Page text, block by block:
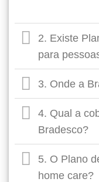
2. Existe
para
3. Onde a
4. Qual a
Bradesco?
5. O Plano
home care?